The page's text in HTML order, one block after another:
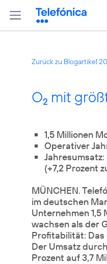
Zurück zu Blogartikel
O2 mit
1,5 Millionen
Operativer
(+7,2 Prozent
MÜNCHEN.
im deutschen
Unternehmen
wachsen als der
Profitabilität: Das
Der Umsatz
Prozent auf 3,7